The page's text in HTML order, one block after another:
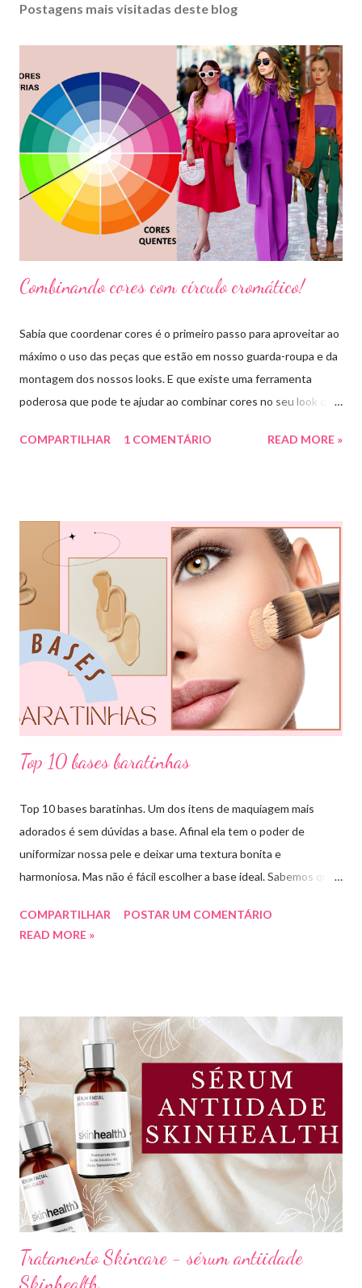
Postagens mais visitadas deste blog
Combinando cores com círculo cromático!
Sabia que coordenar cores é o primeiro passo para aproveitar ao
máximo o uso das peças que estão em nosso guarda-roupa e da
montagem dos nossos looks. E que existe uma ferramenta
poderosa que pode te ajudar ao combinar cores no seu look que
divido em 12 pedaços, onde cada um pedaço apresenta uma cor,
para nossos looks criando produções incríveis. Essa ferramenta
é super usada por profissionais da moda, porém qualquer pessoa
pode usar e garanto pra vocês que ajuda muitooo! Bora conferir
algumas das combinações de cores que podemos fazer com o
círculo cromático: COMBINAÇÃO MONOCROMÁTICA: uma
única cor ou a combinação de tom sobre tom (entre variação de
claro e escuro dessa mesma cor). COMBINAÇÃO ANÁLOGA:
COMPARTILHAR 1 COMENTÁRIO READ MORE »
Top 10 bases baratinhas
Top 10 bases baratinhas. Um dos itens de maquiagem mais
adorados é sem dúvidas a base. Afinal ela tem o poder de
uniformizar nossa pele e deixar uma textura bonita e
harmoniosa. Mas não é fácil escolher a base ideal. Sabemos que
hoje eu trouxe uma top lista com 10 bases nacionais com ótimo
Lima. Compartilhando dicas de produtos, resenhas, rotinas de
beleza, bem-estar e autoestima. TOP 10 BASES BARATINHAS
Escolher uma boa base para a maquiagem não é algo tão simples.
Afinal temos que avaliar para qual tipo de pele, tonalidade,
subtom, ativos (se for o caso) e ainda o preço. Neste vídeo do
meu canal mostrei como vocês podem comprar uma base sem
errar na cor. É um site que tem salvado minha vida,...
COMPARTILHAR
POSTAR UM COMENTÁRIO
READ MORE »
Tratamento Skincare - sérum antiidade